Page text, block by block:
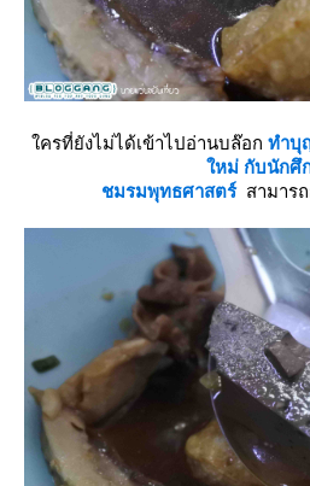
ครที่ยังไม่ได้เข้าไปอ่านบล๊อก ทำบุ
หม่ กับนักศึ
ชมรมพุทธศาสตร์ สามาร